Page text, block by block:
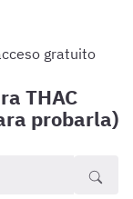
gratuito
THAC
probarla)